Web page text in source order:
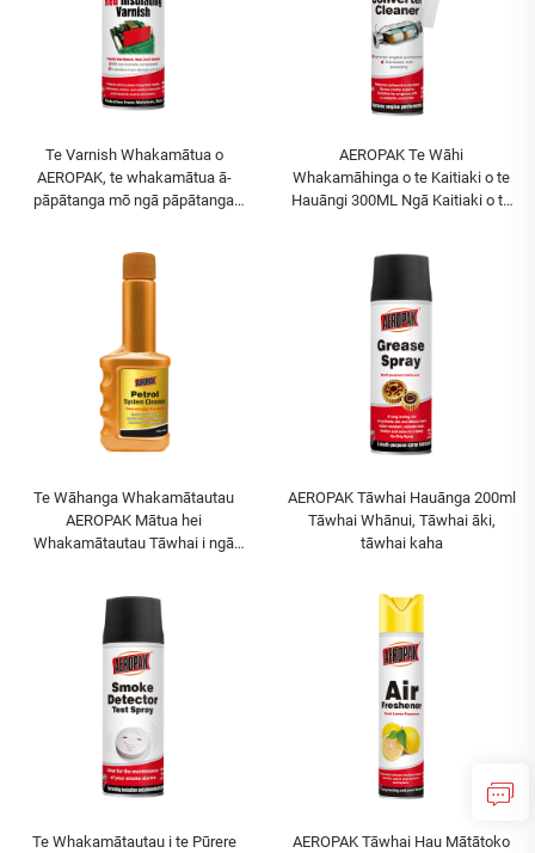
Te Varnish Whakamātua o
AEROPAK, te whakamātua ā-
pāpātanga mō ngā pāpātanga
AEROPAK Te Wāhi
Whakamāhinga o te Kaitiaki o te
Hauāngi 300ML Ngā Kaitiaki o te
Te Wāhanga Whakamātautau
AEROPAK Mātua hei
Whakamātautau Tāwhai i ngā
Kōwhiringa Mōhini o te Waka, Te
Whakamātautau mō te Mōhini
Petrol me te Mōhini Gasoline
AEROPAK Tāwhai Hauānga 200ml
Tāwhai Whānui, Tāwhai āki,
tāwhai kaha
Te Whakamātautau i te Pūrere
AEROPAK Tāwhai Hau Mātātoko